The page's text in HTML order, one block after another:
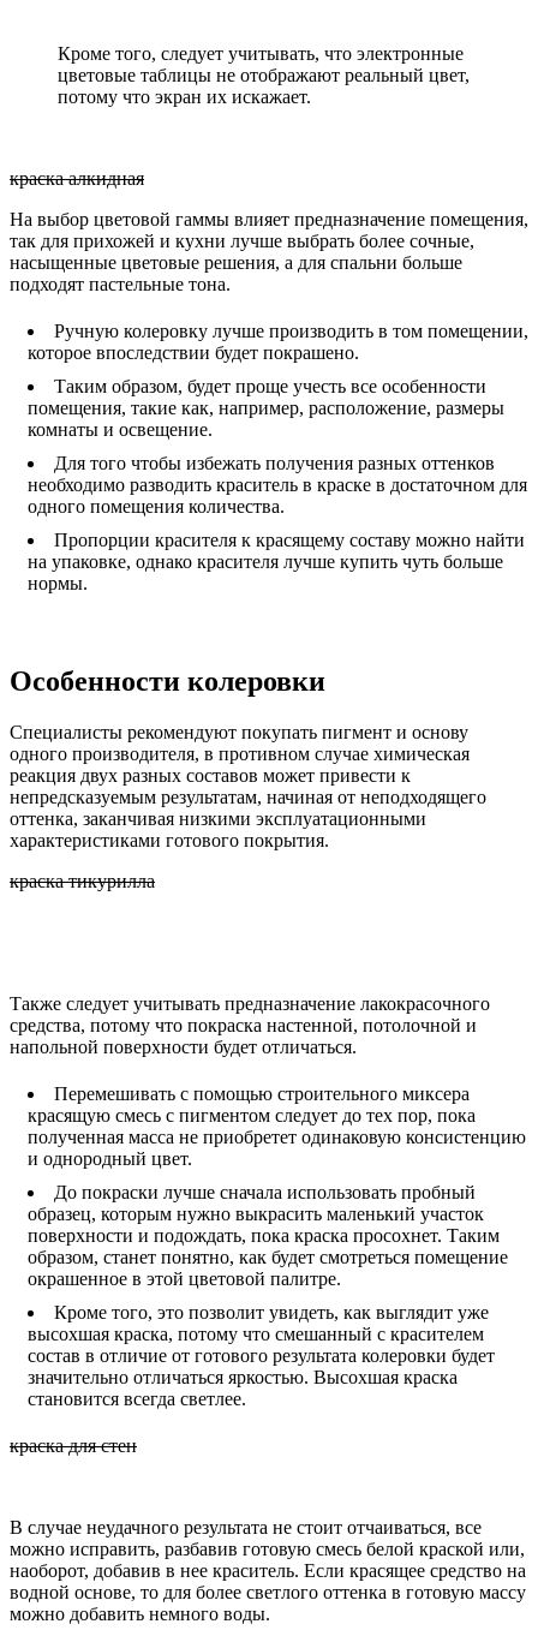
Кроме того, следует учитывать, что электронные
цветовые таблицы не отображают реальный цвет,
потому что экран их искажает.
краска алкидная
На выбор цветовой гаммы влияет предназначение помещения,
так для прихожей и кухни лучше выбрать более сочные,
насыщенные цветовые решения, а для спальни больше
подходят пастельные тона.
Ручную колеровку лучше производить в том помещении,
которое впоследствии будет покрашено.
Таким образом, будет проще учесть все особенности
помещения, такие как, например, расположение, размеры
комнаты и освещение.
Для того чтобы избежать получения разных оттенков
необходимо разводить краситель в краске в достаточном для
одного помещения количества.
Пропорции красителя к красящему составу можно найти
на упаковке, однако красителя лучше купить чуть больше
нормы.
Особенности колеровки
Специалисты рекомендуют покупать пигмент и основу
одного производителя, в противном случае химическая
реакция двух разных составов может привести к
непредсказуемым результатам, начиная от неподходящего
оттенка, заканчивая низкими эксплуатационными
характеристиками готового покрытия.
краска тикурилла
Также следует учитывать предназначение лакокрасочного
средства, потому что покраска настенной, потолочной и
напольной поверхности будет отличаться.
Перемешивать с помощью строительного миксера
красящую смесь с пигментом следует до тех пор, пока
полученная масса не приобретет одинаковую консистенцию
и однородный цвет.
До покраски лучше сначала использовать пробный
образец, которым нужно выкрасить маленький участок
поверхности и подождать, пока краска просохнет. Таким
образом, станет понятно, как будет смотреться помещение
окрашенное в этой цветовой палитре.
Кроме того, это позволит увидеть, как выглядит уже
высохшая краска, потому что смешанный с красителем
состав в отличие от готового результата колеровки будет
значительно отличаться яркостью. Высохшая краска
становится всегда светлее.
краска для стен
В случае неудачного результата не стоит отчаиваться, все
можно исправить, разбавив готовую смесь белой краской или,
наоборот, добавив в нее краситель. Если красящее средство на
водной основе, то для более светлого оттенка в готовую массу
можно добавить немного воды.